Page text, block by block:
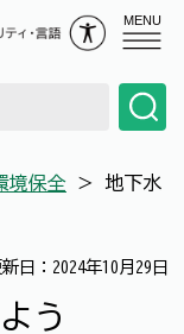
MENU
境保全 ＞ 地下水
日：2024年10月29日
う